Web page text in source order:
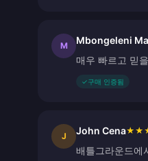
M Mbongeleni
매우 빠르고 믿
✓구매 인증됨
J John Cena★ ★
배틀그라운드에